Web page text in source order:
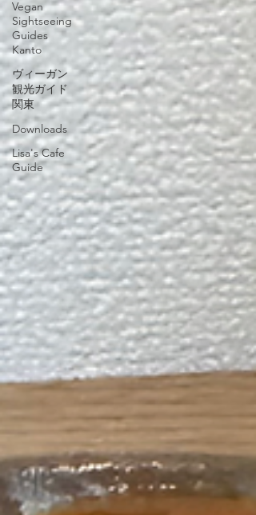
Vegan
Sightseeing
Guides
Kanto
ヴィーガン
観光ガイド
関東
Downloads
Lisa's Cafe
Guide